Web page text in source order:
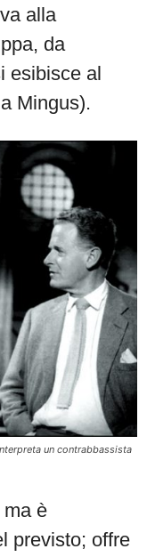
alla
da
esibisce al
Mingus).
un contrabbassista
è
previsto; offre